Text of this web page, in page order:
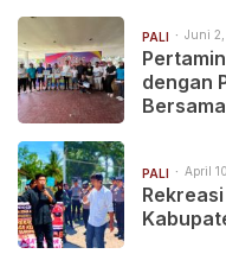
PALI Juni 2,
dengan
Bersama
PALI April